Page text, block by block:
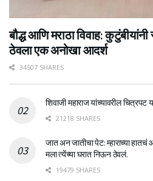
बौद्ध आणि मराठा विवाह:
ठेवला एक अनोखा आदर्श
34507 SHARES
शिवाजी महाराज यांच्यावरील
21218 SHARES
जात अन जातीचा पेट: म्हाराच्या हातचं
मला त्येंच्या घरात निऊन ठेवलं.
19479 SHARES